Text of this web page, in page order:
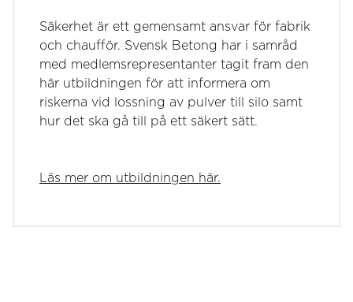
Säkerhet är ett gemensamt ansvar för fabrik
och chaufför. Svensk Betong har i samråd
med medlemsrepresentanter tagit fram den
här utbildningen för att informera om
riskerna vid lossning av pulver till silo samt
hur det ska gå till på ett säkert sätt.
Läs mer om utbildningen här.